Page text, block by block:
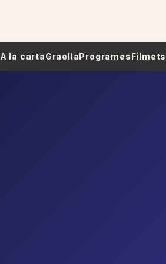
A la cartaGraellaProgramesFilmets